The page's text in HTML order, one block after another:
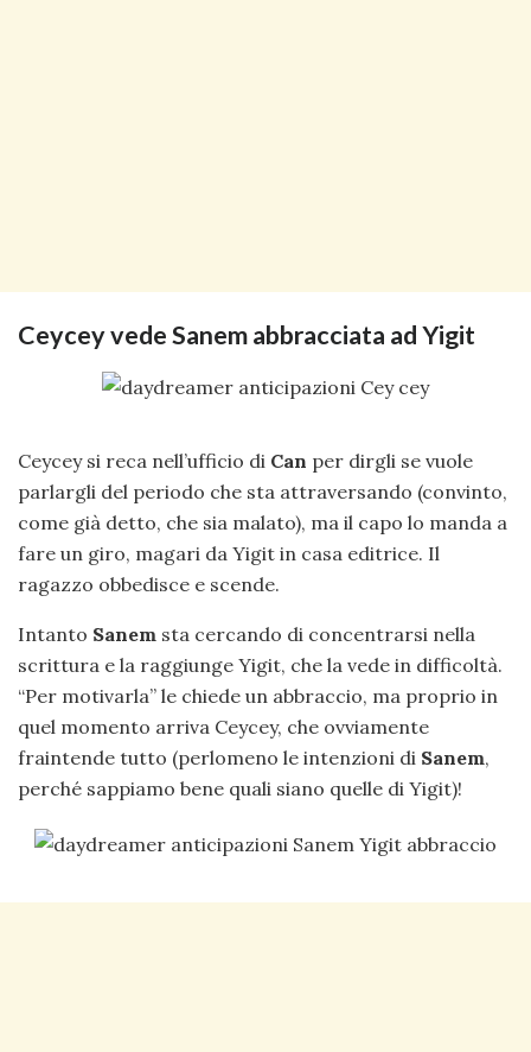
Ceycey vede Sanem abbracciata ad Yigit
Ceycey si reca nell’ufficio di Can per dirgli se vuole
parlargli del periodo che sta attraversando (convinto,
come già detto, che sia malato), ma il capo lo manda a
fare un giro, magari da Yigit in casa editrice. Il
ragazzo obbedisce e scende.
Intanto Sanem sta cercando di concentrarsi nella
scrittura e la raggiunge Yigit, che la vede in difficoltà.
“Per motivarla” le chiede un abbraccio, ma proprio in
quel momento arriva Ceycey, che ovviamente
fraintende tutto (perlomeno le intenzioni di Sanem,
perché sappiamo bene quali siano quelle di Yigit)!